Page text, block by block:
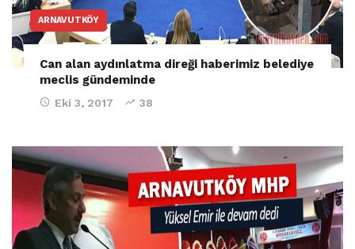
ARNAVUTKÖY
Can alan aydınlatma direği haberimiz belediye
meclis gündeminde
Eki 3, 2017 38